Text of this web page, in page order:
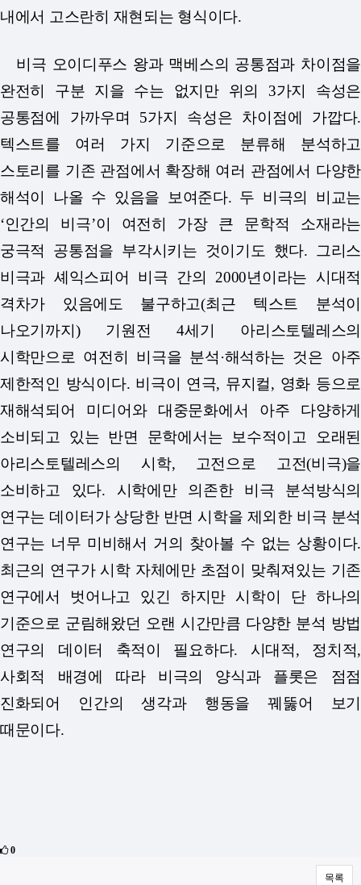
내에서 고스란히 재현되는 형식이다.
비극 오이디푸스 왕과 맥베스의 공통점과 차이점을
완전히 구분 지을 수는 없지만 위의 3가지 속성은
공통점에 가까우며 5가지 속성은 차이점에 가깝다.
텍스트를 여러 가지 기준으로 분류해 분석하고
스토리를 기존 관점에서 확장해 여러 관점에서 다양한
해석이 나올 수 있음을 보여준다. 두 비극의 비교는
‘인간의 비극’이 여전히 가장 큰 문학적 소재라는
궁극적 공통점을 부각시키는 것이기도 했다. 그리스
비극과 셰익스피어 비극 간의 2000년이라는 시대적
격차가 있음에도 불구하고(최근 텍스트 분석이
나오기까지) 기원전 4세기 아리스토텔레스의
시학만으로 여전히 비극을 분석·해석하는 것은 아주
제한적인 방식이다. 비극이 연극, 뮤지컬, 영화 등으로
재해석되어 미디어와 대중문화에서 아주 다양하게
소비되고 있는 반면 문학에서는 보수적이고 오래된
아리스토텔레스의 시학, 고전으로 고전(비극)을
소비하고 있다. 시학에만 의존한 비극 분석방식의
연구는 데이터가 상당한 반면 시학을 제외한 비극 분석
연구는 너무 미비해서 거의 찾아볼 수 없는 상황이다.
최근의 연구가 시학 자체에만 초점이 맞춰져있는 기존
연구에서 벗어나고 있긴 하지만 시학이 단 하나의
기준으로 군림해왔던 오랜 시간만큼 다양한 분석 방법
연구의 데이터 축적이 필요하다. 시대적, 정치적,
사회적 배경에 따라 비극의 양식과 플롯은 점점
진화되어 인간의 생각과 행동을 꿰뚫어 보기
때문이다.
0
목록